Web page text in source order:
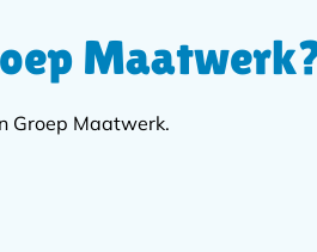
Groep Maatwerk.